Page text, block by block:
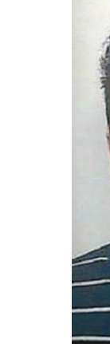
ILVIBONESE.IT